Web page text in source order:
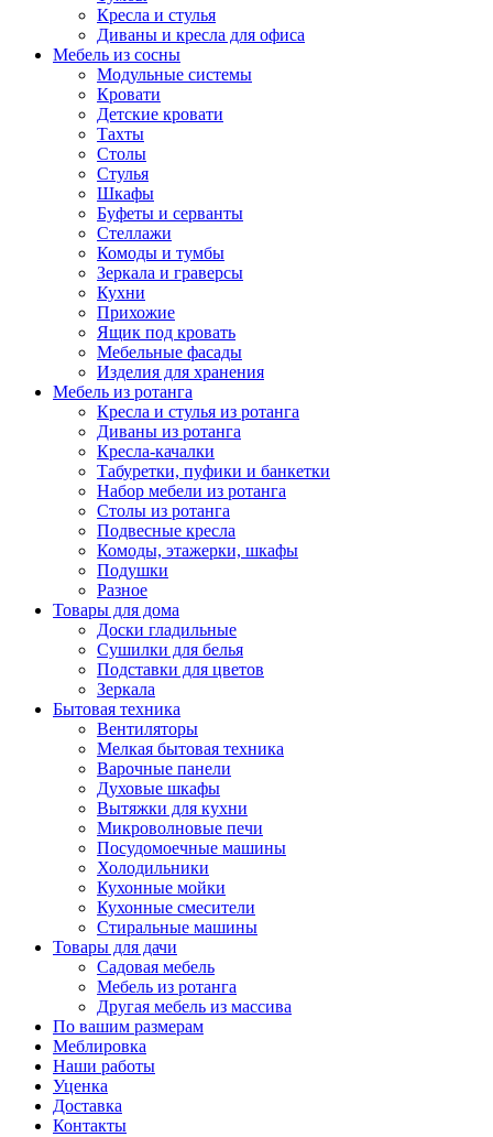
Кресла и стулья
Диваны и кресла для офиса
Мебель из сосны
Модульные системы
Кровати
Детские кровати
Тахты
Столы
Стулья
Шкафы
Буфеты и серванты
Стеллажи
Комоды и тумбы
Зеркала и граверсы
Кухни
Прихожие
Ящик под кровать
Мебельные фасады
Изделия для хранения
Мебель из ротанга
Кресла и стулья из ротанга
Диваны из ротанга
Кресла-качалки
Табуретки, пуфики и банкетки
Набор мебели из ротанга
Столы из ротанга
Подвесные кресла
Комоды, этажерки, шкафы
Подушки
Разное
Товары для дома
Доски гладильные
Сушилки для белья
Подставки для цветов
Зеркала
Бытовая техника
Вентиляторы
Мелкая бытовая техника
Варочные панели
Духовые шкафы
Вытяжки для кухни
Микроволновые печи
Посудомоечные машины
Холодильники
Кухонные мойки
Кухонные смесители
Стиральные машины
Товары для дачи
Садовая мебель
Мебель из ротанга
Другая мебель из массива
По вашим размерам
Меблировка
Наши работы
Уценка
Доставка
Контакты